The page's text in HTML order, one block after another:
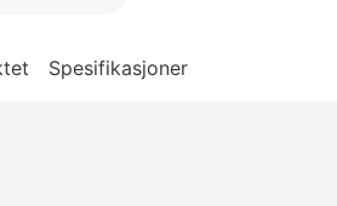
Spesifikasjoner